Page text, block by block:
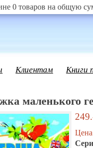
0 товаров на общую
Клиентам Книги
маленького
Цена